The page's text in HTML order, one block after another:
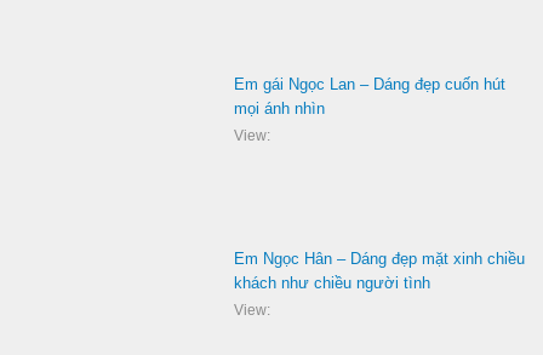
Em gái Ngọc Lan – Dáng đẹp cuốn hút
mọi ánh nhìn
View:
Em Ngọc Hân – Dáng đẹp mặt xinh chiều
khách như chiều người tình
View: